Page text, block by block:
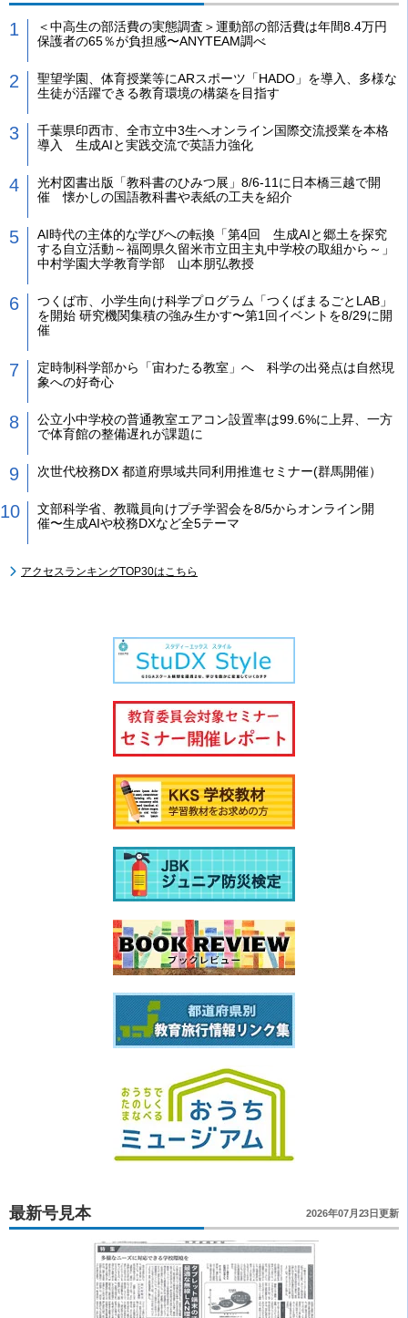
＜中高生の部活費の実態調査＞運動部の部活費は年間8.4万円
保護者の65％が負担感〜ANYTEAM調べ
聖望学園、体育授業等にARスポーツ「HADO」を導入、多様な
生徒が活躍できる教育環境の構築を目指す
千葉県印西市、全市立中3生へオンライン国際交流授業を本格
導入 生成AIと実践交流で英語力強化
光村図書出版「教科書のひみつ展」8/6-11に日本橋三越で開
催 懐かしの国語教科書や表紙の工夫を紹介
AI時代の主体的な学びへの転換「第4回 生成AIと郷土を探究
する自立活動～福岡県久留米市立田主丸中学校の取組から～」
中村学園大学教育学部 山本朋弘教授
つくば市、小学生向け科学プログラム「つくばまるごとLAB」
を開始 研究機関集積の強み生かす〜第1回イベントを8/29に開
催
定時制科学部から「宙わたる教室」へ 科学の出発点は自然現
象への好奇心
公立小中学校の普通教室エアコン設置率は99.6%に上昇、一方
で体育館の整備遅れが課題に
次世代校務DX 都道府県域共同利用推進セミナー(群馬開催）
文部科学省、教職員向けプチ学習会を8/5からオンライン開
催〜生成AIや校務DXなど全5テーマ
アクセスランキングTOP30はこちら
最新号見本 2026年07月23日更新